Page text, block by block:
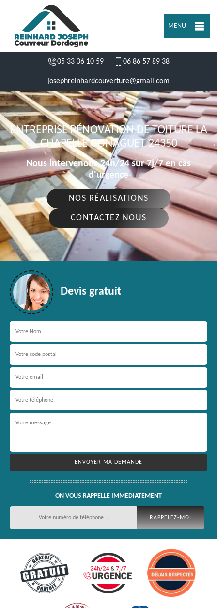
MENU
05 33 06 10 59 06 86 57 89 38
josephreinhardcouverture@gmail.com
ENTREPRISE RÉNOVATION DE TOITURE LA
CHAPELLE GONAGUET 24350
Nous intervenons 24h/24 sur 7j/7 en cas
d'urgence
NOS RÉALISATIONS
CONTACTEZ NOUS
Devis gratuit
ON VOUS RAPPELLE IMMEDIATEMENT